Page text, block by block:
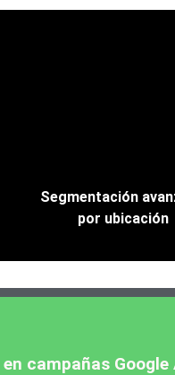
Segmentación
por ubicación
campañas Google